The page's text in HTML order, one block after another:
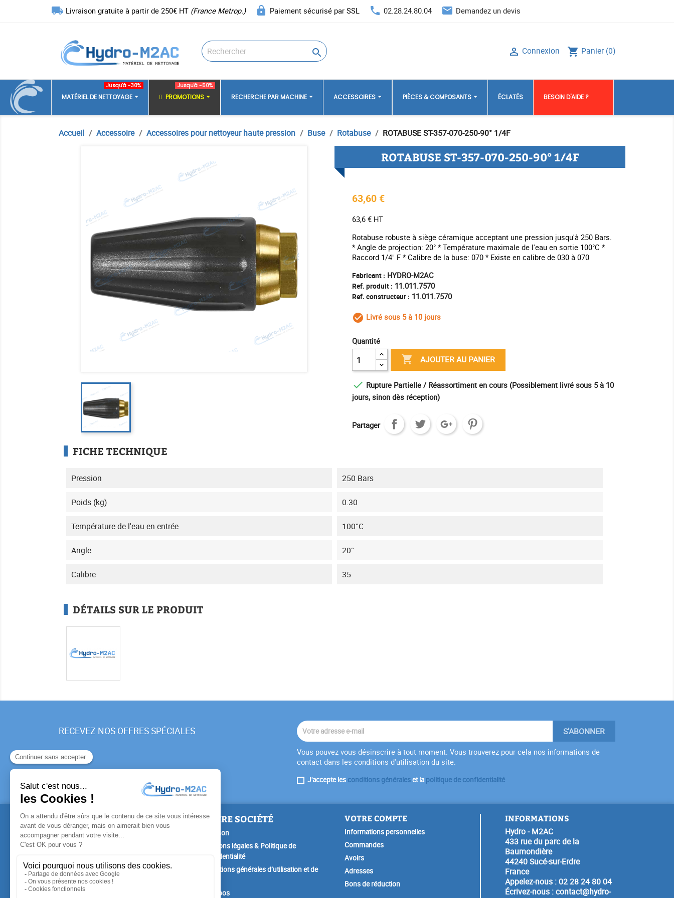
local_shipping Livraison gratuite à partir de 250€ HT (France Metrop.) lock Paiement sécurisé par SSL phone 02.28.24.80.04 email Demandez un devis
 shopping_cart Panier (0)
 Connexion
MATÉRIEL DE NETTOYAGE
Jusqu'à -30%
PROMOTIONS
Jusqu'à -50%
RECHERCHE PAR MACHINE ACCESSOIRES PIÈCES & COMPOSANTS ÉCLATÉS BESOIN D'AIDE ?
Accueil Accessoire Accessoires pour nettoyeur haute pression Buse Rotabuse ROTABUSE ST-357-070-250-90° 1/4F
ROTABUSE ST-357-070-250-90° 1/4F
63,60 €
63,6 € HT
Rotabuse robuste à siège céramique acceptant une pression jusqu'à 250 Bars.
* Angle de projection: 20° * Température maximale de l'eau en sortie 100°C *
Raccord 1/4" F * Calibre de la buse: 070 * Existe en calibre de 030 à 070
Fabricant : HYDRO-M2AC
Ref. produit : 11.011.7570
Ref. constructeur : 11.011.7570
check_circle_outline
Livré sous 5 à 10 jours
Quantité
 AJOUTER AU PANIER
 Rupture Partielle / Réassortiment en cours (Possiblement livré sous 5 à 10
jours, sinon dès réception)
Partager
FICHE TECHNIQUE
Pression 250 Bars
Poids (kg) 0.30
Température de l'eau en entrée 100°C
Angle 20°
Calibre 35
DÉTAILS SUR LE PRODUIT
RECEVEZ NOS OFFRES SPÉCIALES
Vous pouvez vous désinscrire à tout moment. Vous trouverez pour cela nos informations de
contact dans les conditions d'utilisation du site.
J'accepte les conditions généraleset lapolitique de confidentialité
PRODUITS
Promotions
Nouveaux produits
NOTRE SOCIÉTÉ
Livraison
Mentions légales & Politique de
Confidentialité
Conditions générales d’utilisation et de
A propos
VOTRE COMPTE
Informations personnelles
Commandes
Avoirs
Adresses
Bons de réduction
INFORMATIONS
Hydro - M2AC
433 rue du parc de la
Baumondière
44240 Sucé-sur-Erdre
France
Appelez-nous : 02 28 24 80 04
Écrivez-nous :contact@hydro-